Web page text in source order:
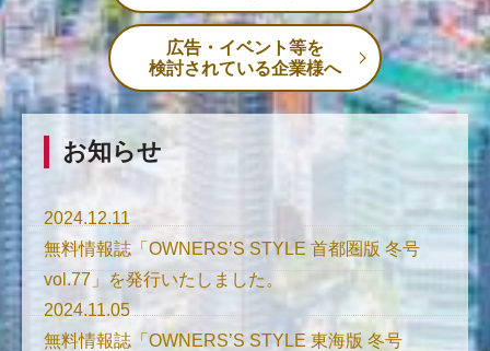
広告・イベント等を
検討されている企業様へ
お知らせ
2024.12.11
無料情報誌「OWNERS’S STYLE 首都圏版 冬号
vol.77」を発行いたしました。
2024.11.05
無料情報誌「OWNERS’S STYLE 東海版 冬号